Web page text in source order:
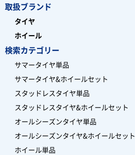
取扱ブランド
タイヤ
ホイール
検索カテゴリー
サマータイヤ単品
サマータイヤ&ホイールセット
スタッドレスタイヤ単品
スタッドレスタイヤ&ホイールセット
オールシーズンタイヤ単品
オールシーズンタイヤ&ホイールセット
ホイール単品